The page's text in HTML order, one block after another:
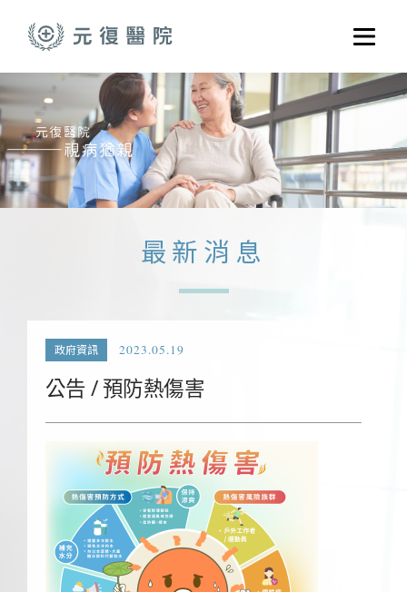
選單
關於元復
就醫指南
醫學門診
醫療養護服務
最新消息
政府資訊 2023.05.19
公告 / 預防熱傷害